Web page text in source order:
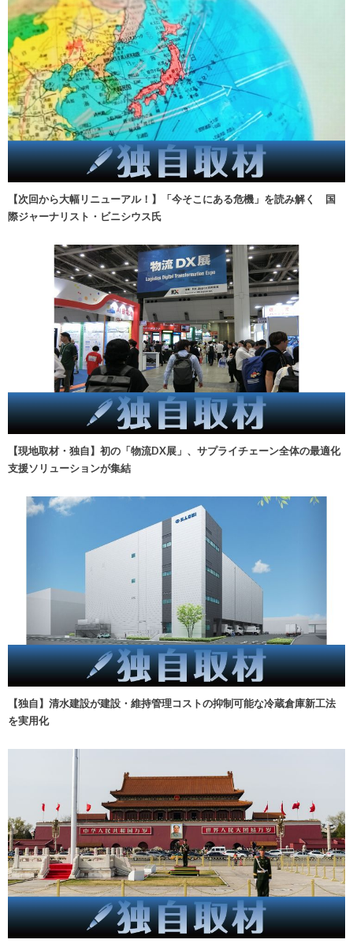
【次回から大幅リニューアル！】「今そこにある危機」を読み解く 国
際ジャーナリスト・ビニシウス氏
【現地取材・独自】初の「物流DX展」、サプライチェーン全体の最適化
支援ソリューションが集結
【独自】清水建設が建設・維持管理コストの抑制可能な冷蔵倉庫新工法
を実用化